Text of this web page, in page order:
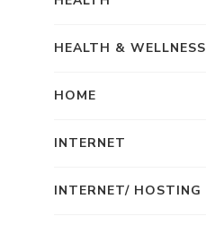
HEALTH & WELLNESS
HOME
INTERNET
INTERNET/ HOSTING